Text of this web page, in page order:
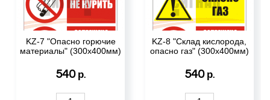
KZ-7 "Опасно горючие
материалы" (300х400мм)
540 р.
KZ-8 "Склад кислорода,
опасно газ" (300х400мм)
540 р.